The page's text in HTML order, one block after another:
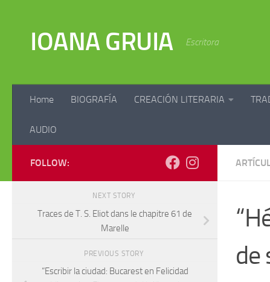
IOANA GRUIA Escritora
Home BIOGRAFÍA CREACIÓN LITERARIA
AUDIO
de
FOLLOW:
NEXT STORY
Traces de T. S. Eliot dans le chapitre 61 de
Marelle
PREVIOUS STORY
“Escribir la ciudad: Bucarest en Felicidad